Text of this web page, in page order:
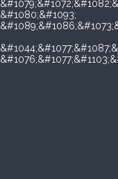
&#1080;&#1093;